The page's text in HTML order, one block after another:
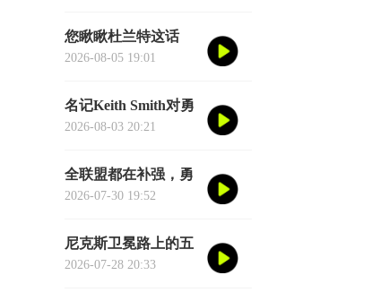
虚或者脑子进水了，
我给您掰开了揉碎了
您瞅瞅杜兰特这话
——"76人比宇宙勇
虚或者脑子进水了，
我给您掰开了揉碎了
2026-08-05 19:01
名记Keith Smith对勇
士11号秀伦德博格的
准。他说伦德博格是
夏联最耀眼的球员之
2026-08-03 20:21
全联盟都在补强，勇
士却在“等”——等库
2026-07-30 19:52
尼克斯卫冕路上的五
大拦路虎：雷马领
2026-07-28 20:33